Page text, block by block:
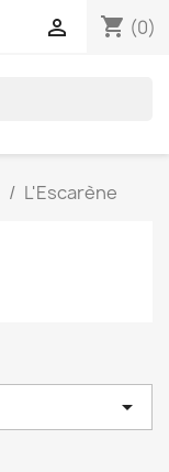
shopping_cart (0)

L'Escarène
